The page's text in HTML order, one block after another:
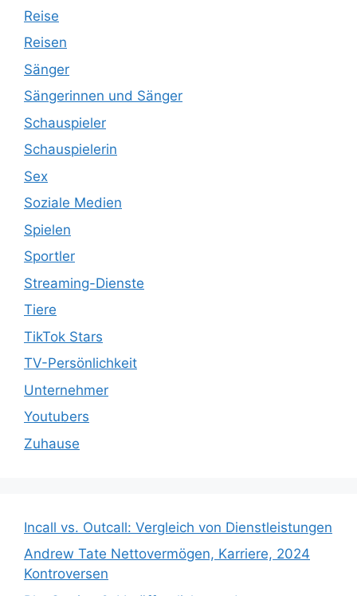
Reise
Reisen
Sänger
Sängerinnen und Sänger
Schauspieler
Schauspielerin
Sex
Soziale Medien
Spielen
Sportler
Streaming-Dienste
Tiere
TikTok Stars
TV-Persönlichkeit
Unternehmer
Youtubers
Zuhause
Incall vs. Outcall: Vergleich von Dienstleistungen
Andrew Tate Nettovermögen, Karriere, 2024
Kontroversen